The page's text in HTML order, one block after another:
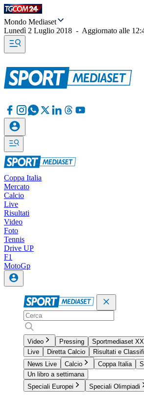
Mondo Mediaset
Lunedì 2 Luglio 2018 - Aggiornato alle
Coppa Italia
Mercato
Calcio
Live
Risultati
Video
Foto
Tennis
Drive UP
F1
MotoGp
Video Pressing Sportmediaset
Live
Diretta Calcio
Risultati e
News Live
Calcio Coppa Italia
Un libro a settimana
Speciali Europei
Speciali Olimpiadi